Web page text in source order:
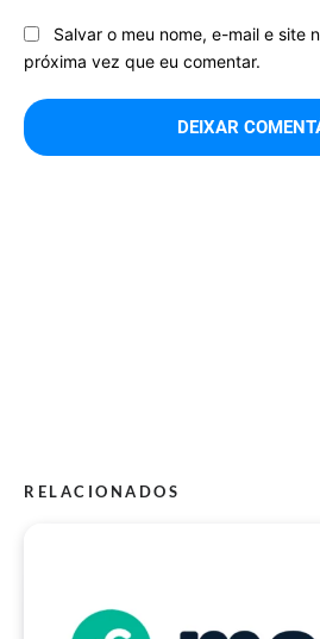
Salvar o meu nome, e-mail e site
próxima vez que eu comentar.
RELACIONADOS